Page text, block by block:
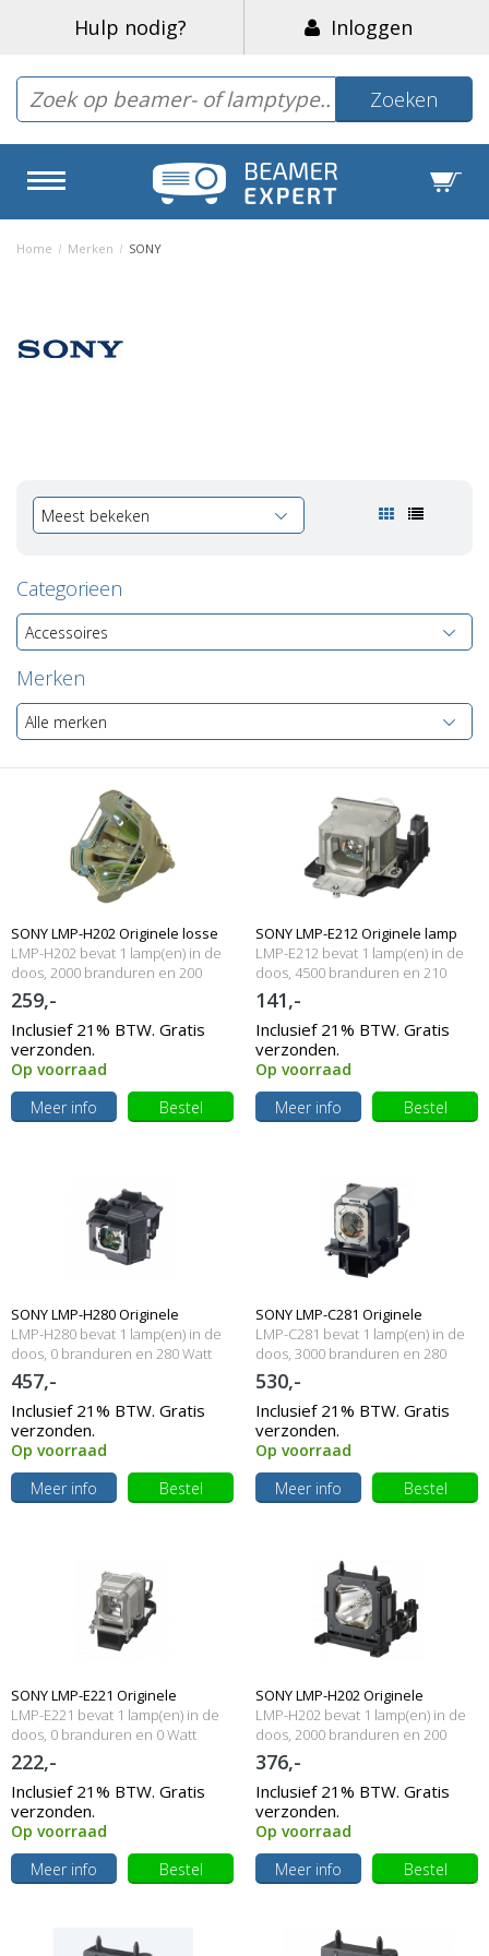
Hulp nodig? Inloggen
Zoeken
Home / Merken / SONY
Meest bekeken
Categorieen
Accessoires
Merken
Alle merken
SONY LMP-H202 Originele losse
lamp
LMP-H202 bevat 1 lamp(en) in de
doos, 2000 branduren en 200
Watt
259,-
Inclusief 21% BTW. Gratis
verzonden.
Op voorraad
Meer info
Bestel
SONY LMP-E212 Originele lamp
met behuizing
LMP-E212 bevat 1 lamp(en) in de
doos, 4500 branduren en 210
Watt
141,-
Inclusief 21% BTW. Gratis
verzonden.
Op voorraad
Meer info
Bestel
SONY LMP-H280 Originele
lampmodule
LMP-H280 bevat 1 lamp(en) in de
doos, 0 branduren en 280 Watt
457,-
Inclusief 21% BTW. Gratis
verzonden.
Op voorraad
Meer info
Bestel
SONY LMP-C281 Originele
lampmodule
LMP-C281 bevat 1 lamp(en) in de
doos, 3000 branduren en 280
Watt
530,-
Inclusief 21% BTW. Gratis
verzonden.
Op voorraad
Meer info
Bestel
SONY LMP-E221 Originele
lampmodule
LMP-E221 bevat 1 lamp(en) in de
doos, 0 branduren en 0 Watt
222,-
Inclusief 21% BTW. Gratis
verzonden.
Op voorraad
Meer info
Bestel
SONY LMP-H202 Originele
lampmodule
LMP-H202 bevat 1 lamp(en) in de
doos, 2000 branduren en 200
Watt
376,-
Inclusief 21% BTW. Gratis
verzonden.
Op voorraad
Meer info
Bestel